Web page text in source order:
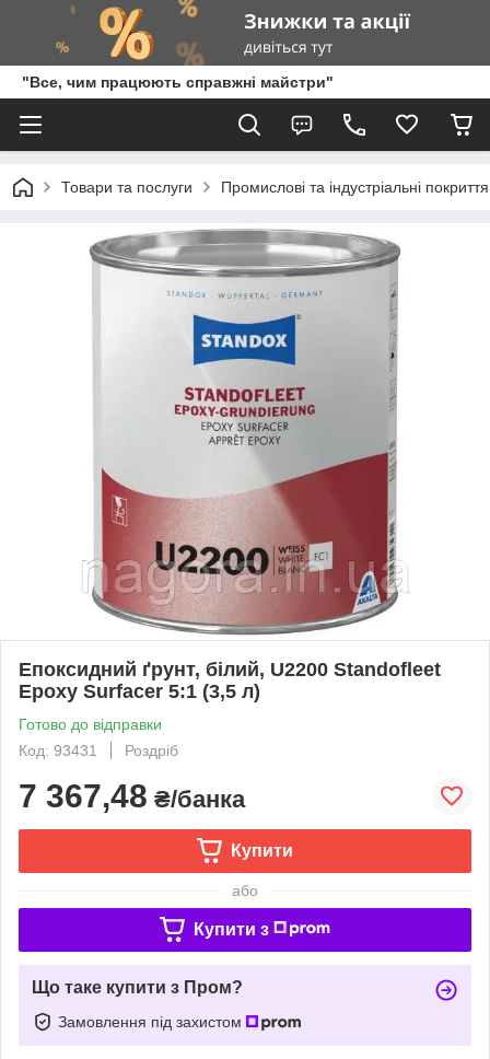
"Все, чим працюють справжні майстри"
Товари та послуги Промислові та індустріальні
Епоксидний ґрунт, білий, U2200 Standofleet
Epoxy Surfacer 5:1 (3,5 л)
Готово до відправки
Код: 93431
Роздріб
7 367,48 ₴/банка
Купити
або
Купити з
Що таке купити з Пром?
Замовлення під захистом